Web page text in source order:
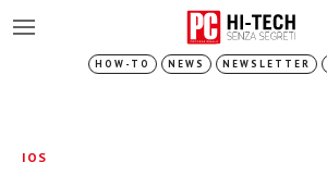
HOW-TO NEWS NEWSLETTER
IOS